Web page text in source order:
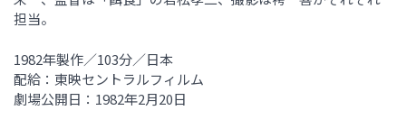
担当。
1982年製作／103分／日本
配給：東映セントラルフィルム
劇場公開日：1982年2月20日